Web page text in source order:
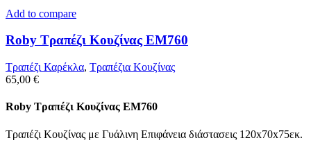
Add to compare
Roby Τραπέζι Κουζίνας ΕΜ760
Τραπέζι Καρέκλα, Tραπέζια Κουζίνας
65,00 €
Roby Τραπέζι Κουζίνας ΕΜ760
Τραπέζι Κουζίνας με Γυάλινη Επιφάνεια διάστασεις 120x70x75εκ.